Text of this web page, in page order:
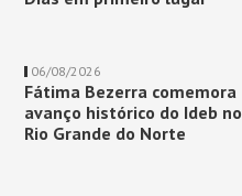
06/08/2026
Fátima Bezerra comemora
avanço histórico do Ideb no
Rio Grande do Norte